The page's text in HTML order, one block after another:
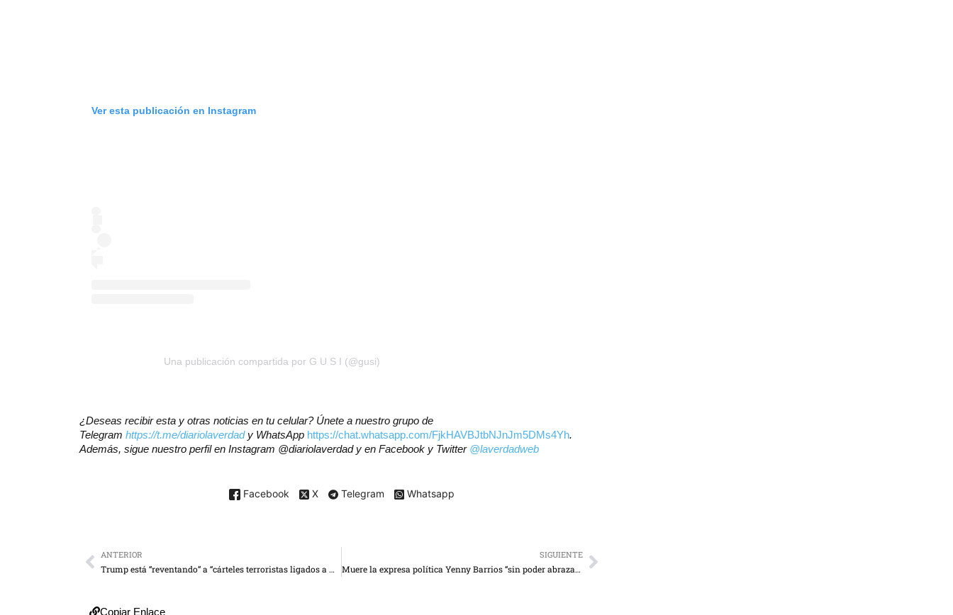
Ver esta publicación en Instagram
Una publicación compartida por G U S I (@gusi)
¿Deseas recibir esta y otras noticias en tu celular? Únete a nuestro grupo de
Telegram https://t.me/diariolaverdady WhatsApp https://chat.whatsapp.com/FjkHAVBJtbNJnJm5DMs4Yh.
Además, sigue nuestro perfil en Instagram @diariolaverdad y en Facebook y Twitter @laverdadweb
Facebook X Telegram Whatsapp
ANTERIOR
Trump está “reventando” a “cárteles terroristas ligados a Maduro y a otros”
SIGUIENTE
Muere la expresa política Yenny Barrios “sin poder abrazar a su hijo”
Copiar Enlace